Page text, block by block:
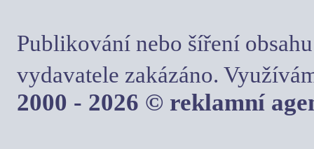
Publikování nebo šíření
vydavatele zakázáno.
2000 - 2026 © reklamní